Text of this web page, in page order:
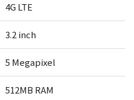
4G LTE
3.2 inch
5 Megapixel
512MB RAM